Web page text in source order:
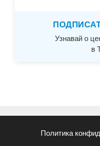
Узнавай о
в
Политика